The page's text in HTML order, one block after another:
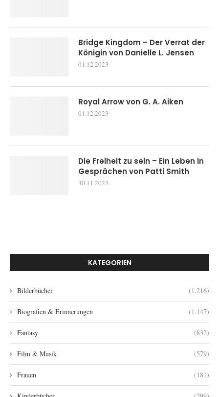
Bridge Kingdom – Der Verrat der
Königin von Danielle L. Jensen
01.12.2023
Royal Arrow von G. A. Aiken
01.12.2023
Die Freiheit zu sein – Ein Leben in
Gesprächen von Patti Smith
30.11.2023
KATEGORIEN
Bilderbücher (1.216)
Biografien & Erinnerungen (1.147)
Fantasy (832)
Film & Musik (579)
Frauen (181)